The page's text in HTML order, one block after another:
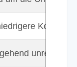
Kosten,
unreguliert